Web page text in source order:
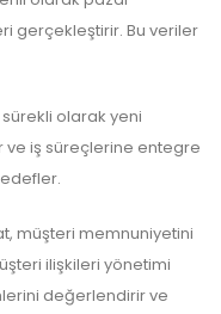
gerçekleştirir. Bu veriler
sürekli olarak yeni
ve iş süreçlerine entegre
müşteri memnuniyetini
ilişkileri yönetimi
değerlendirir ve